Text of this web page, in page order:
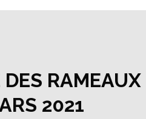
RAMEAUX
2021